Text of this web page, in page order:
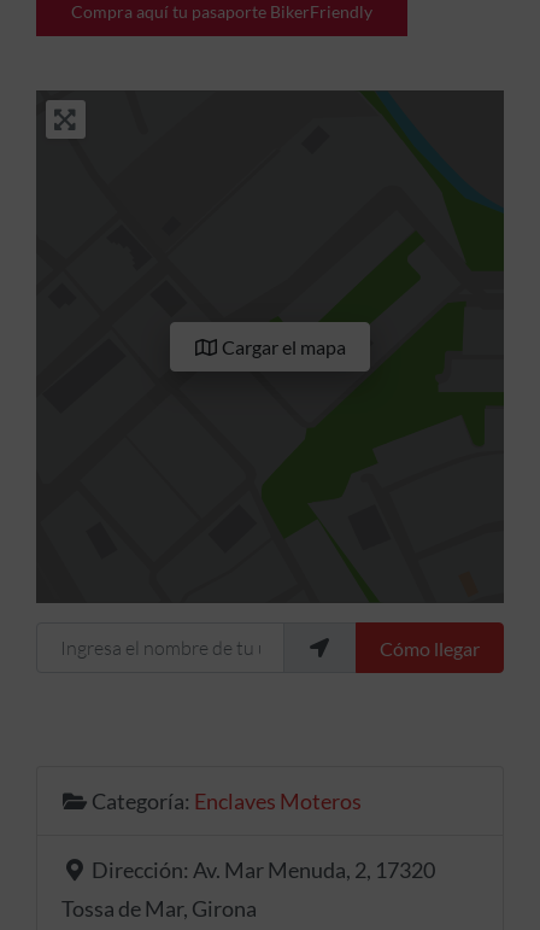
Compra aquí tu pasaporte BikerFriendly
Cargar el mapa
Ingresa el nombre de tu ubicación Cómo llegar
Categoría: Enclaves Moteros
Dirección: Av. Mar Menuda, 2, 17320
Tossa de Mar, Girona